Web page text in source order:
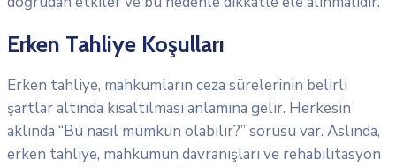
Erken Tahliye Koşulları
Erken tahliye, mahkumların ceza sürelerinin belirli
şartlar altında kısaltılması anlamına gelir. Herkesin
aklında “Bu nasıl mümkün olabilir?” sorusu var. Aslında,
erken tahliye, mahkumun davranışları ve rehabilitasyon